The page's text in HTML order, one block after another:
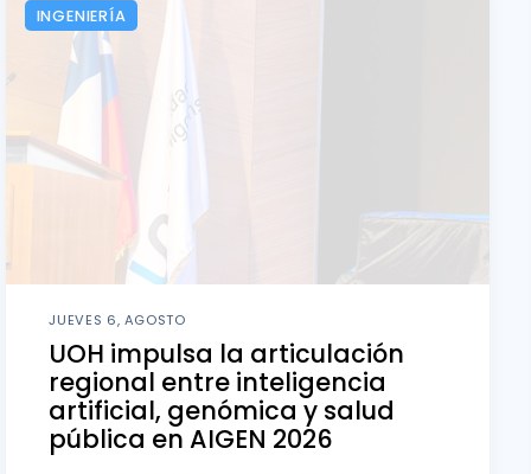
INGENIERÍA
JUEVES 6, AGOSTO
UOH impulsa la articulación
regional entre inteligencia
artificial, genómica y salud
pública en AIGEN 2026